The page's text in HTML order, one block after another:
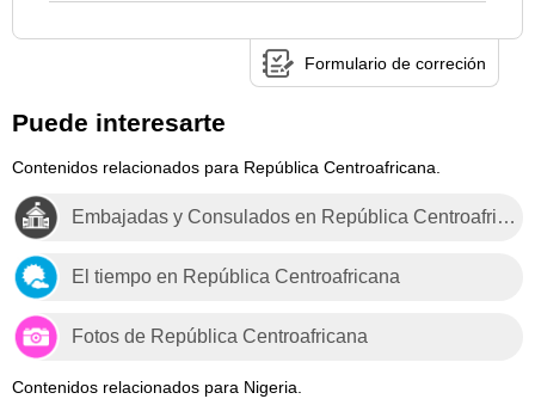
Formulario de correción
Puede interesarte
Contenidos relacionados para República Centroafricana.
Embajadas y Consulados en República Centroafricana
El tiempo en República Centroafricana
Fotos de República Centroafricana
Contenidos relacionados para Nigeria.